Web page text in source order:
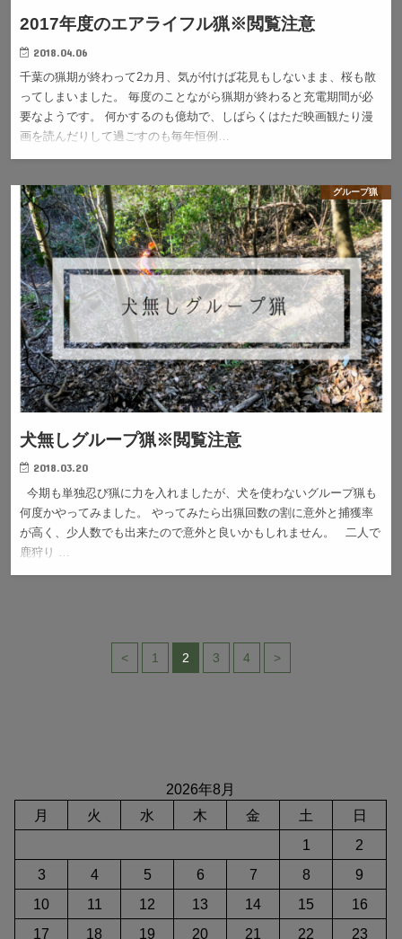
2017年度のエアライフル猟※閲覧注意
2018.04.06
千葉の猟期が終わって2カ月、気が付けば花見もしないまま、桜も散
ってしまいました。 毎度のことながら猟期が終わると充電期間が必
要なようです。 何かするのも億劫で、しばらくはただ映画観たり漫
画を読んだりして過ごすのも毎年恒例…
グループ猟
犬無しグループ猟※閲覧注意
2018.03.20
今期も単独忍び猟に力を入れましたが、犬を使わないグループ猟も
何度かやってみました。 やってみたら出猟回数の割に意外と捕獲率
が高く、少人数でも出来たので意外と良いかもしれません。 二人で
鹿狩り …
< 1 2 3 4 >
2026年8月
月
火 水 木 金 土
日
1
2
3
4 5 6 7 8
9
10
11 12 13 14 15
16
17
18 19 20 21 22
23